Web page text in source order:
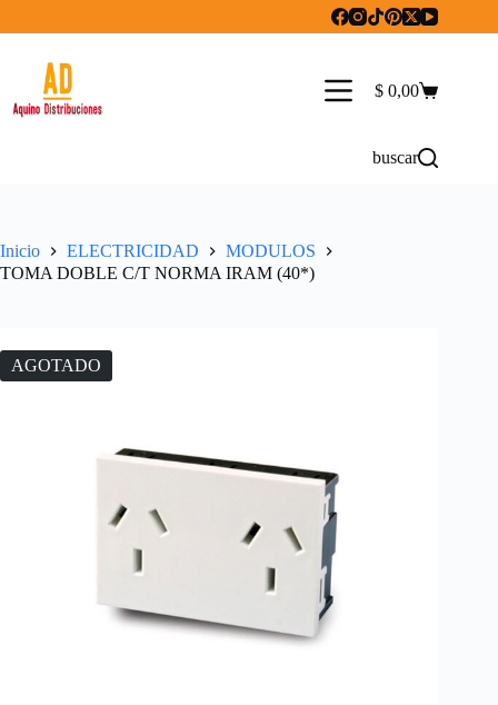
Carro
$ 0,00
buscar
Inicio ELECTRICIDAD
MODULOS
TOMA DOBLE C/T NORMA IRAM (40*)
AGOTADO